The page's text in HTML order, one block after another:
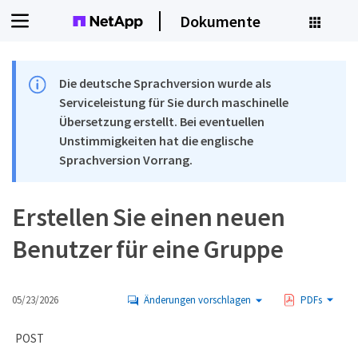
Dokumente
Die deutsche Sprachversion wurde als
Serviceleistung für Sie durch maschinelle
Übersetzung erstellt. Bei eventuellen
Unstimmigkeiten hat die englische
Sprachversion Vorrang.
Erstellen Sie einen neuen
Benutzer für eine Gruppe
05/23/2026 Änderungen vorschlagen PDFs
POST